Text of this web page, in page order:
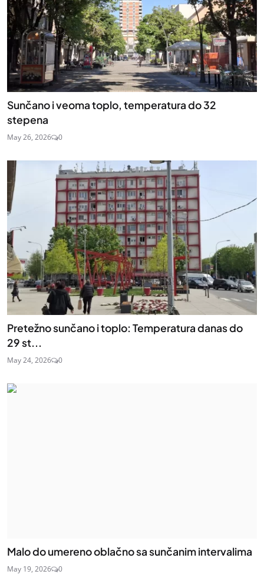
Sunčano i veoma toplo, temperatura do 32
stepena
May 26, 2026 0
Pretežno sunčano i toplo: Temperatura danas do
29 st...
May 24, 2026 0
Malo do umereno oblačno sa sunčanim intervalima
May 19, 2026 0